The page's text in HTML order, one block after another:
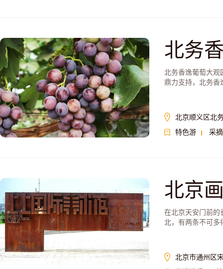
北务
北务香逸葡萄大
鼎力支持，北务香
北京顺义区北
特色游
采摘
北京
在北京天安门前的
北，有两条不可多
北京市通州区